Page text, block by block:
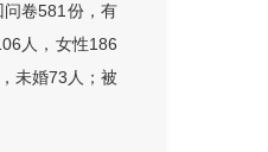
卷581份，有
人，女性186
未婚73人；被